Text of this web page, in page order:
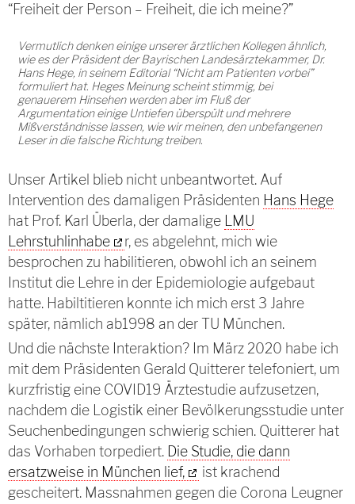
“Freiheit der Person – Freiheit, die ich meine?”
Vermutlich denken einige unserer ärztlichen Kollegen ähnlich,
wie es der Präsident der Bayrischen Landesärztekammer, Dr.
Hans Hege, in seinem Editorial “Nicht am Patienten vorbei”
formuliert hat. Heges Meinung scheint stimmig, bei
genauerem Hinsehen werden aber im Fluß der
Argumentation einige Untiefen überspült und mehrere
Mißverständnisse lassen, wie wir meinen, den unbefangenen
Leser in die falsche Richtung treiben.
Unser Artikel blieb nicht unbeantwortet. Auf
Intervention des damaligen Präsidenten Hans Hege
hat Prof. Karl Überla, der damalige
LMU
Lehrstuhlinhabe
r, es abgelehnt, mich wie
besprochen zu habilitieren, obwohl ich an seinem
Institut die Lehre in der Epidemiologie aufgebaut
hatte. Habiltitieren konnte ich mich erst 3 Jahre
später, nämlich ab1998 an der TU München.
Und die nächste Interaktion? Im März 2020 habe ich
mit dem Präsidenten Gerald Quitterer telefoniert, um
kurzfristig eine COVID19 Ärztestudie aufzusetzen,
nachdem die Logistik einer Bevölkerungsstudie unter
Seuchenbedingungen schwierig schien. Quitterer hat
das Vorhaben torpediert. Die Studie, die dann
ersatzweise in München lief,
ist krachend
gescheitert. Massnahmen gegen die Corona Leugner